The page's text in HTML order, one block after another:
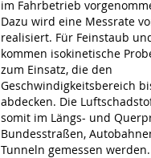
im Fahrbetrieb
Dazu wird eine Messrate
realisiert. Für Feinstaub
kommen isokinetische
zum Einsatz, die den
Geschwindigkeitsbereich
abdecken. Die
somit im Längs- und
Bundesstraßen,
Tunneln gemessen werden.